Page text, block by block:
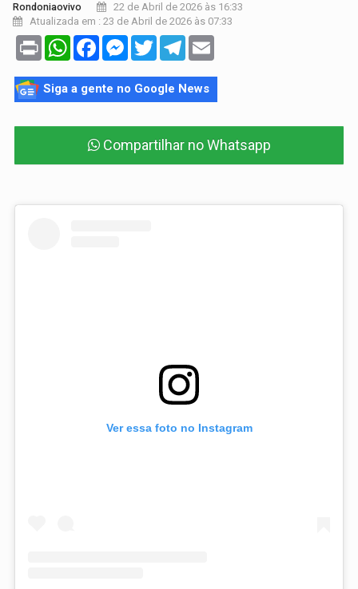
Rondoniaovivo
22 de Abril de 2026 às 16:33
Atualizada em : 23 de Abril de 2026 às 07:33
Print WhatsAppFacebookMessenger
TwitterTelegram
Siga a gente no Google News
Compartilhar no Whatsapp
Ver essa foto no Instagram